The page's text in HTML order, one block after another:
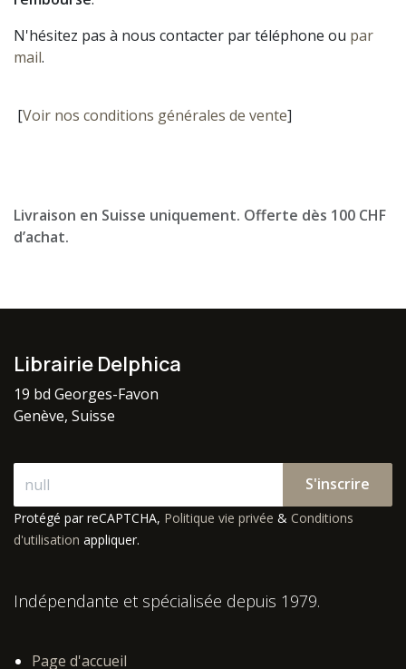
N'hésitez pas à nous contacter par téléphone ou par
mail.
[Voir nos conditions générales de vente]
Livraison en Suisse uniquement. Offerte dès 100 CHF
d’achat.
Librairie Delphica
19 bd Georges-Favon
Genève, Suisse
S'inscrire
Protégé par reCAPTCHA, Politique vie privée & Conditions
d'utilisation appliquer.
Indépendante et spécialisée depuis 1979.
Page d'accueil